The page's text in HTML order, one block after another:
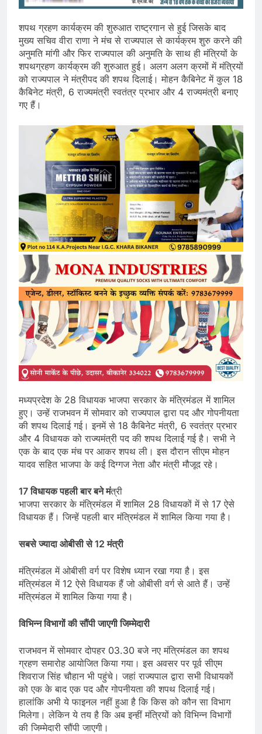
शपथ ग्रहण कार्यक्रम की शुरुआत राष्ट्रगान से हुई जिसके बाद
मुख्य सचिव वीरा राणा ने मंच से राज्यपाल से कार्यक्रम शुरु करने की
अनुमति मांगी और फिर राज्यपाल की अनुमति के साथ ही मंत्रियों के
शपथग्रहण कार्यक्रम की शुरुआत हुई। अलग अलग क्रमों में मंत्रियों
को राज्यपाल ने मंत्रीपद की शपथ दिलाई। मोहन कैबिनेट में कुल 18
कैबिनेट मंत्री, 6 राज्यमंत्री स्वतंत्र प्रभार और 4 राज्यमंत्री बनाए
गए हैं।
मध्यप्रदेश के 28 विधायक भाजपा सरकार के मंत्रिमंडल में शामिल
हुए। उन्हें राजभवन में सोमवार को राज्यपाल द्वारा पद और गोपनीयता
की शपथ दिलाई गई। इनमें से 18 कैबिनेट मंत्री, 6 स्वतंत्र प्रभार
और 4 विधायक को राज्यमंत्री पद की शपथ दिलाई गई है। सभी ने
एक के बाद एक मंच पर आकर शपथ ली। इस दौरान सीएम मोहन
यादव सहित भाजपा के कई दिग्गज नेता और मंत्री मौजूद रहे।
17 विधायक पहली बार बने मंत्री
भाजपा सरकार के मंत्रिमंडल में शामिल 28 विधायकों में से 17 ऐसे
विधायक हैं। जिन्हें पहली बार मंत्रिमंडल में शामिल किया गया है।
सबसे ज्यादा ओबीसी से 12 मंत्री
मंत्रिमंडल में ओबीसी वर्ग पर विशेष ध्यान रखा गया है। इस
मंत्रिमंडल में 12 ऐसे विधायक हैं जो ओबीसी वर्ग से आते हैं। उन्हें
मंत्रिमंडल में शामिल किया गया है।
विभिन्न विभागों की सौंपी जाएगी जिम्मेदारी
राजभवन में सोमवार दोपहर 03.30 बजे नए मंत्रिमंडल का शपथ
ग्रहण समारोह आयोजित किया गया। इस अवसर पर पूर्व सीएम
शिवराज सिंह चौहान भी पहुंचे। जहां राज्यपाल द्वारा सभी विधायकों
को एक के बाद एक पद और गोपनीयता की शपथ दिलाई गई।
हालांकि अभी ये फाइनल नहीं हुआ है कि किस को कौन सा विभाग
मिलेगा। लेकिन ये तय है कि अब इन्हीं मंत्रियों को विभिन्न विभागों
की जिम्मेदारी सौंपी जाएगी।